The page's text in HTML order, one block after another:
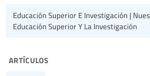
Educación Superior E Investigación |
Educación Superior Y La Investigación
artículos